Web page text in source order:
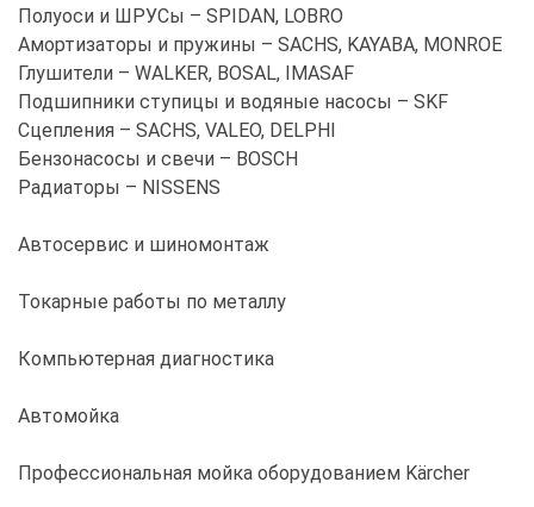
Полуоси и ШРУСы – SPIDAN, LOBRO
Амортизаторы и пружины – SACHS, KAYABA, MONROE
Глушители – WALKER, BOSAL, IMASAF
Подшипники ступицы и водяные насосы – SKF
Сцепления – SACHS, VALEO, DELPHI
Бензонасосы и свечи – BOSCH
Радиаторы – NISSENS
Автосервис и шиномонтаж
Токарные работы по металлу
Компьютерная диагностика
Автомойка
Профессиональная мойка оборудованием Kärcher